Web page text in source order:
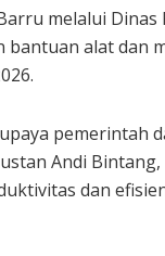
melalui
alat dan
pemerintah
Andi Bintang,
dan